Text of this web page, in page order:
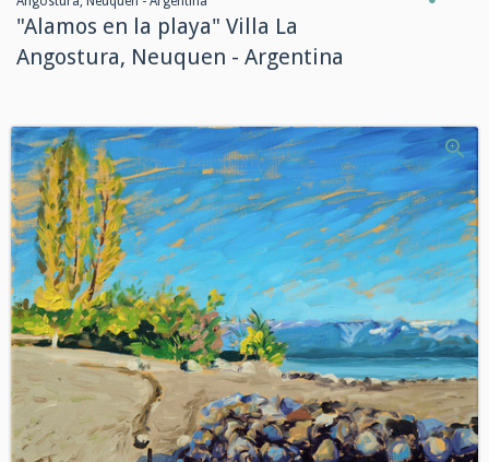
"Alamos en la playa" Villa La
Angostura, Neuquen - Argentina